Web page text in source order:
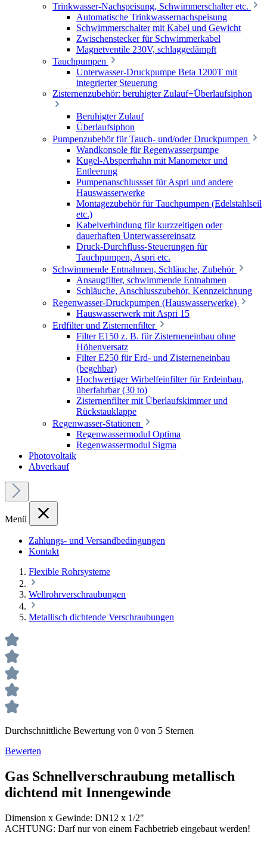
Trinkwasser-Nachspeisung, Schwimmerschalter etc.
Automatische Trinkwassernachspeisung
Schwimmerschalter mit Kabel und Gewicht
Zwischenstecker für Schwimmerkabel
Magnetventile 230V, schlaggedämpft
Tauchpumpen
Unterwasser-Druckpumpe Beta 1200T mit
integrierter Steuerung
Zisternenzubehör: beruhigter Zulauf+Überlaufsiphon
Beruhigter Zulauf
Überlaufsiphon
Pumpenzubehör für Tauch- und/oder Druckpumpen
Wandkonsole für Regenwasserpumpe
Kugel-Absperrhahn mit Manometer und
Entleerung
Pumpenanschlussset für Aspri und andere
Hauswasserwerke
Montagezubehör für Tauchpumpen (Edelstahlseil
etc.)
Kabelverbindung für kurzzeitigen oder
dauerhaften Unterwassereinsatz
Druck-Durchfluss-Steuerungen für
Tauchpumpen, Aspri etc.
Schwimmende Entnahmen, Schläuche, Zubehör
Ansaugfilter, schwimmende Entnahmen
Schläuche, Anschlusszubehör, Kennzeichnung
Regenwasser-Druckpumpen (Hauswasserwerke)
Hauswasserwerk mit Aspri 15
Erdfilter und Zisternenfilter
Filter E150 z. B. für Zisterneneinbau ohne
Höhenversatz
Filter E250 für Erd- und Zisterneneinbau
(begehbar)
Hochwertiger Wirbelfeinfilter für Erdeinbau,
überfahrbar (30 to)
Zisternenfilter mit Überlaufskimmer und
Rückstauklappe
Regenwasser-Stationen
Regenwassermodul Optima
Regenwassermodul Sigma
Photovoltaik
Abverkauf
Menü
Zahlungs- und Versandbedingungen
Kontakt
Flexible Rohrsysteme
Wellrohrverschraubungen
Metallisch dichtende Verschraubungen
Durchschnittliche Bewertung von 0 von 5 Sternen
Bewerten
Gas Schnellverschraubung metallisch
dichtend mit Innengewinde
Dimension x Gewinde: DN12 x 1/2"
ACHTUNG: Darf nur von einem Fachbetrieb eingebaut werden!